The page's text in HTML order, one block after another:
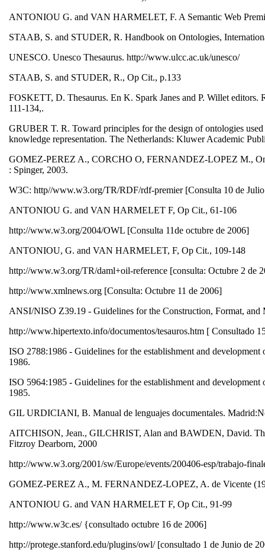
ANTONIOU G. and VAN HARMELET, F. A Semantic Web
STAAB, S. and STUDER, R. Handbook on Ontologies,
UNESCO. Unesco Thesaurus. http://www.ulcc.ac.uk/unesco/
STAAB, S. and STUDER, R., Op Cit., p.133
FOSKETT, D. Thesaurus. En K. Spark Janes and P. Willet
111-134,.
GRUBER T. R. Toward principles for the design of ontologies
knowledge representation. The Netherlands: Kluwer Academic
GOMEZ-PEREZ A., CORCHO O, FERNANDEZ-LOPEZ M.,
: Spinger, 2003.
W3C: http//www.w3.org/TR/RDF/rdf-premier [Consulta 10 de
ANTONIOU G. and VAN HARMELET F, Op Cit., 61-106
http://www.w3.org/2004/OWL [Consulta 11de octubre de 2006]
ANTONIOU, G. and VAN HARMELET, F, Op Cit., 109-148
http://www.w3.org/TR/daml+oil-reference [consulta: Octubre 2 de
http://www.xmlnews.org [Consulta: Octubre 11 de 2006]
ANSI/NISO Z39.19 - Guidelines for the Construction, Format,
http://www.hipertexto.info/documentos/tesauros.htm [ Consultado
ISO 2788:1986 - Guidelines for the establishment and
1986.
ISO 5964:1985 - Guidelines for the establishment and
1985.
GIL URDICIANI, B. Manual de lenguajes documentales.
AITCHISON, Jean., GILCHRIST, Alan and BAWDEN, David.
Fitzroy Dearborn, 2000
http://www.w3.org/2001/sw/Europe/events/200406-esp/trabajo-
GOMEZ-PEREZ A., M. FERNANDEZ-LOPEZ, A. de Vicente
ANTONIOU G. and VAN HARMELET F, Op Cit., 91-99
http://www.w3c.es/ {consultado octubre 16 de 2006]
http://protege.stanford.edu/plugins/owl/ [consultado 1 de Junio de